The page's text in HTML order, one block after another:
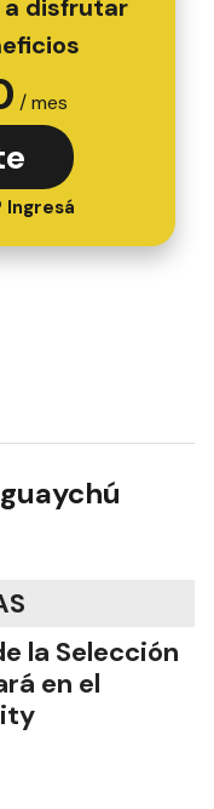
a disfrutar
/ mes
Ingresá
la Selección
en el